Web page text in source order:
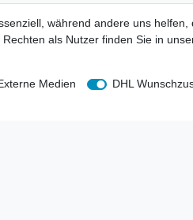
verkaufen
während andere uns helfen,
als Nutzer finden Sie in
Medien
DHL